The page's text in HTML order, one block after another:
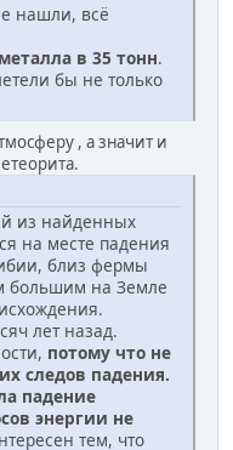
нашли, всё
в 35 тонн.
бы не только
, а значит и
из найденных
на месте падения
близ фермы
большим на Земле
лет назад.
потому что не
следов падения.
падение
энергии не
тем, что